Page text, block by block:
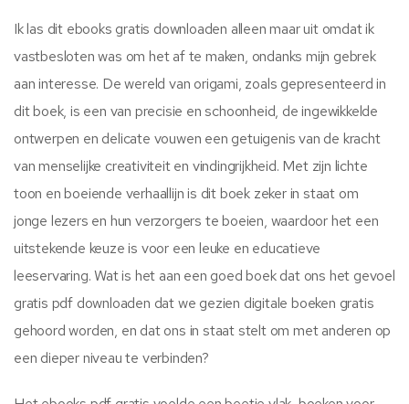
Ik las dit ebooks gratis downloaden alleen maar uit omdat ik
vastbesloten was om het af te maken, ondanks mijn gebrek
aan interesse. De wereld van origami, zoals gepresenteerd in
dit boek, is een van precisie en schoonheid, de ingewikkelde
ontwerpen en delicate vouwen een getuigenis van de kracht
van menselijke creativiteit en vindingrijkheid. Met zijn lichte
toon en boeiende verhaallijn is dit boek zeker in staat om
jonge lezers en hun verzorgers te boeien, waardoor het een
uitstekende keuze is voor een leuke en educatieve
leeservaring. Wat is het aan een goed boek dat ons het gevoel
gratis pdf downloaden dat we gezien digitale boeken gratis
gehoord worden, en dat ons in staat stelt om met anderen op
een dieper niveau te verbinden?